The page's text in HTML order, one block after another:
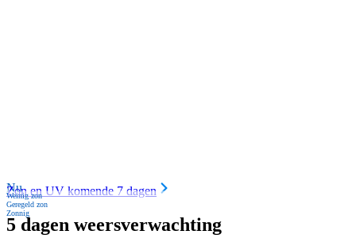
Nu
Weinig zon
Geregeld zon
Zonnig
Zon en UV komende 7 dagen
5 dagen weersverwachting